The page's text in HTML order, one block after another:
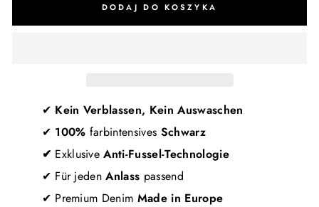
DODAJ DO KOSZYKA
✔ Kein Verblassen, Kein Auswaschen
✔ 100% farbintensives Schwarz
✔ ExklusiveAnti-Fussel-Technologie
✔ Für jedenAnlass passend
✔ Premium Denim Made in Europe